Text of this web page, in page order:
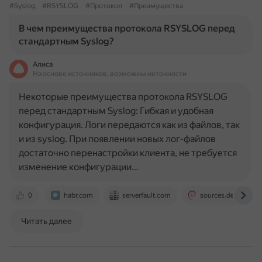
#Syslog #RSYSLOG #Протокол #Преимущества
В чем преимущества протокола RSYSLOG перед
стандартным Syslog?
Алиса
На основе источников, возможны неточности
0 habr.com serverfault.com sources.debian.org
Некоторые преимущества протокола RSYSLOG
перед стандартным Syslog: Гибкая и удобная
конфигурация. Логи передаются как из файлов, так
и из syslog. При появлении новых лог-файлов
достаточно перенастройки клиента, не требуется
изменение конфигурации…
Читать далее